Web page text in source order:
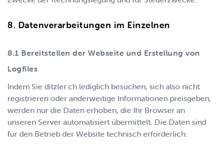
Datenverarbeitungen im Einzelnen
Bereitstellen der Webseite und Erstellung von
Logfiles
Indem Sie ditzler.ch lediglich besuchen, sich also nicht
registrieren oder anderweitige Informationen preisgeben,
werden nur die Daten erhoben, die Ihr Browser an
unseren Server automatisiert übermittelt. Die Daten sind
für den Betrieb der Website technisch erforderlich.